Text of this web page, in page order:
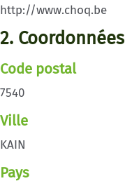
http://www.choq.be
2. Coordonnées
Code postal
7540
Ville
KAIN
Pays